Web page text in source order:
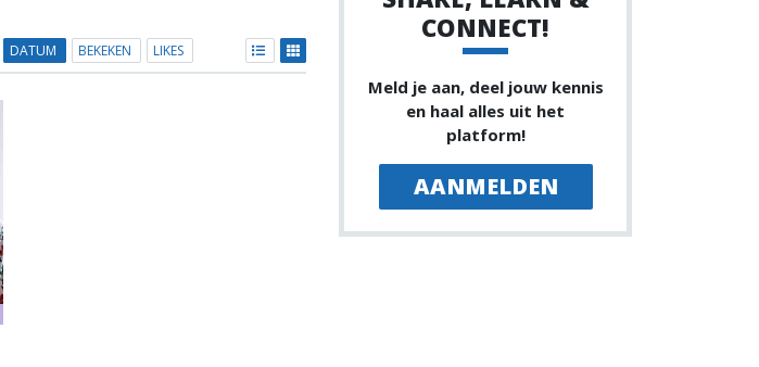
DATUM BEKEKEN LIKES
CONNECT!
Meld je aan, deel jouw kennis
en haal alles uit het
platform!
AANMELDEN